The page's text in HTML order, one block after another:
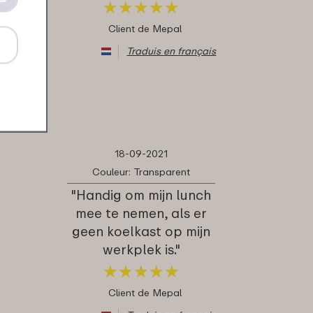
★★★★★
★★★★★
Client de Mepal
Traduis en français
18-09-2021
Couleur: Transparent
"Handig om mijn lunch
mee te nemen, als er
geen koelkast op mijn
werkplek is."
★★★★★
★★★★★
Client de Mepal